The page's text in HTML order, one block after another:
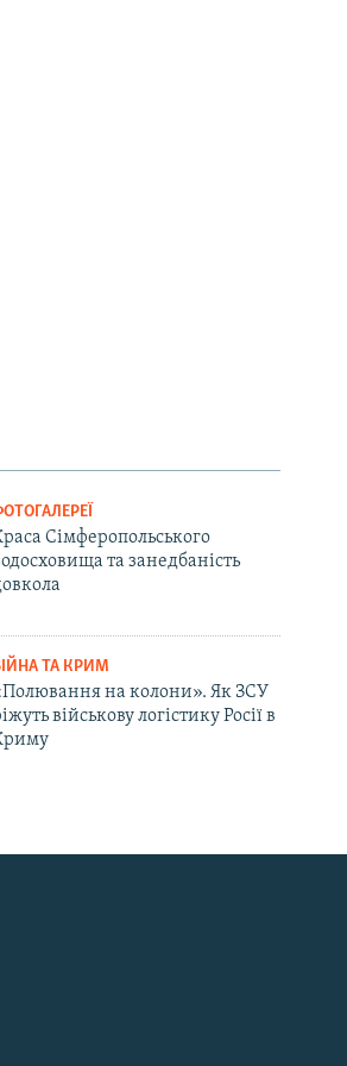
Сімферопольського
та занедбаність
ТА КРИМ
на колони». Як ЗСУ
військову логістику Росії в